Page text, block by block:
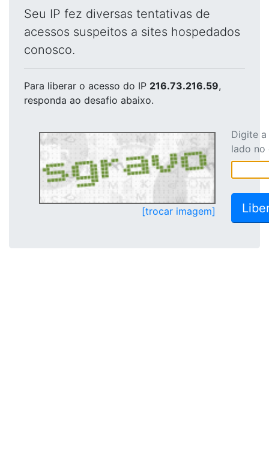
Seu IP fez diversas tentativas de
acessos suspeitos a sites hospedados
conosco.
Para liberar o acesso do IP 216.73.216.59,
responda ao desafio abaixo.
[trocar imagem]
Digite
lado no